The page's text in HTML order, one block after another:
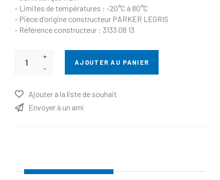
- Limites de températures : -20°C à 80°C
- Pièce d'origine constructeur PARKER LEGRIS
- Référence constructeur : 3133 08 13
+
-
AJOUTER AU PANIER
Ajouter à la liste de souhait
Envoyer à un ami